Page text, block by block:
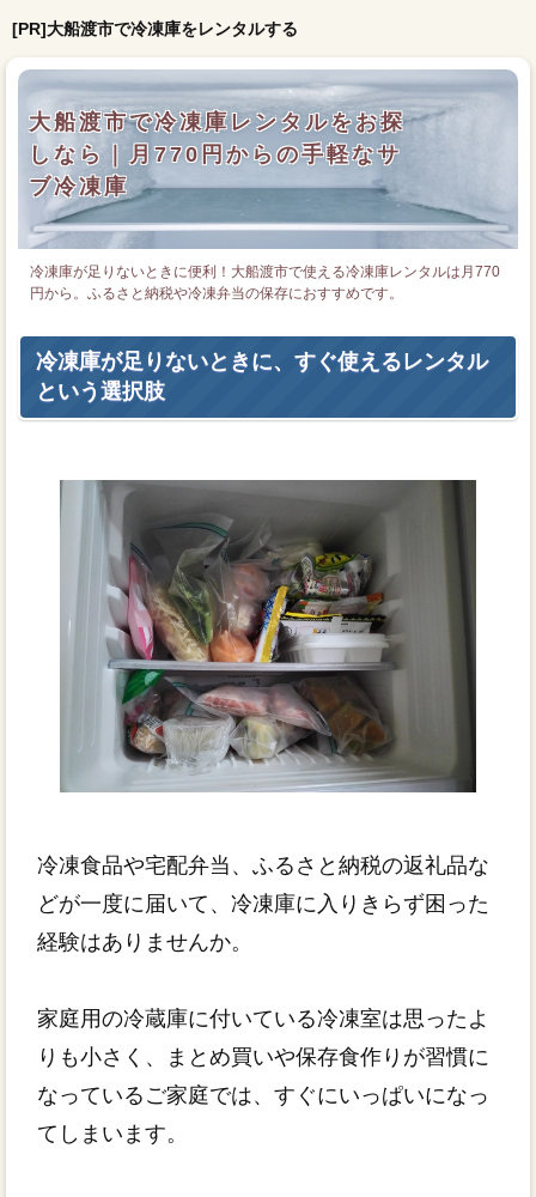
[PR]大船渡市で冷凍庫をレンタルする
大船渡市で冷凍庫レンタルをお探
しなら｜月770円からの手軽なサ
ブ冷凍庫
冷凍庫が足りないときに便利！大船渡市で使える冷凍庫レンタルは月770
円から。ふるさと納税や冷凍弁当の保存におすすめです。
冷凍庫が足りないときに、すぐ使えるレンタル
という選択肢
冷凍食品や宅配弁当、ふるさと納税の返礼品な
どが一度に届いて、冷凍庫に入りきらず困った
経験はありませんか。
家庭用の冷蔵庫に付いている冷凍室は思ったよ
りも小さく、まとめ買いや保存食作りが習慣に
なっているご家庭では、すぐにいっぱいになっ
てしまいます。